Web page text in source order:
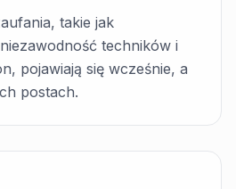
takie jak
techników i
pojawiają się wcześnie, a
postach.